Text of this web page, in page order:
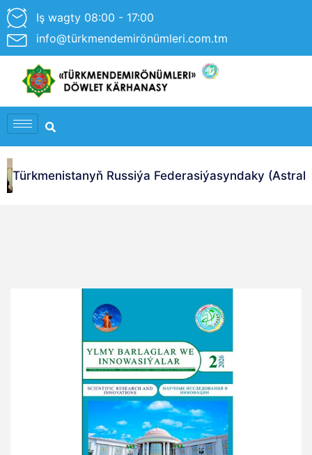
Iş wagty 08:00 - 17:00
info@türkmendemirönümleri.com.tm
Türkmenistanyň Russiýa Federasiýasyndaky